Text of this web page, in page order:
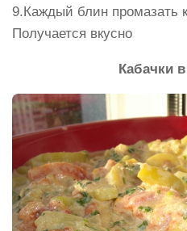
9.Каждый блин промазать
Получается вкусно
Кабачки